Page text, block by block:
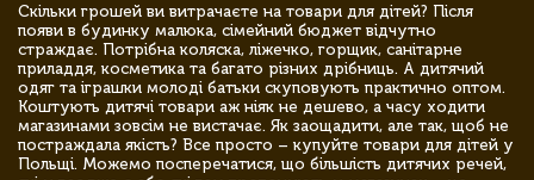
Скільки грошей ви витрачаєте на товари для дітей? Після
появи в будинку малюка, сімейний бюджет відчутно
страждає. Потрібна коляска, ліжечко, горщик, санітарне
приладдя, косметика та багато різних дрібниць. А дитячий
одяг та іграшки молоді батьки скуповують практично оптом.
Коштують дитячі товари аж ніяк не дешево, а часу ходити
магазинами зовсім не вистачає. Як заощадити, але так, щоб не
постраждала якість? Все просто – купуйте товари для дітей у
Польщі. Можемо посперечатися, що більшість дитячих речей,